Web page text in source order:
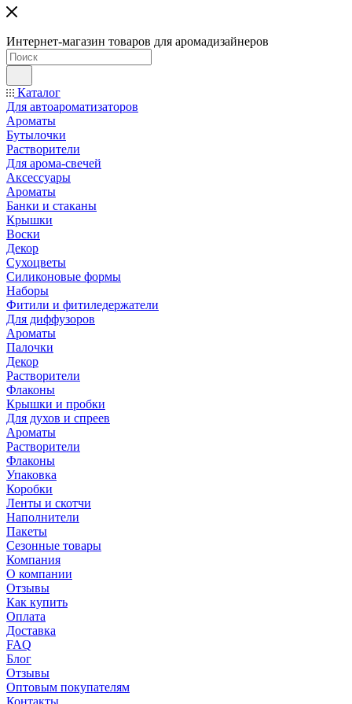
Интернет-магазин товаров для аромадизайнеров
Каталог
Для автоароматизаторов
Ароматы
Бутылочки
Растворители
Для арома-свечей
Аксессуары
Ароматы
Банки и стаканы
Крышки
Воски
Декор
Сухоцветы
Силиконовые формы
Наборы
Фитили и фитиледержатели
Для диффузоров
Ароматы
Палочки
Декор
Растворители
Флаконы
Крышки и пробки
Для духов и спреев
Ароматы
Растворители
Флаконы
Упаковка
Коробки
Ленты и скотчи
Наполнители
Пакеты
Сезонные товары
Компания
О компании
Отзывы
Как купить
Оплата
Доставка
FAQ
Блог
Отзывы
Оптовым покупателям
Контакты